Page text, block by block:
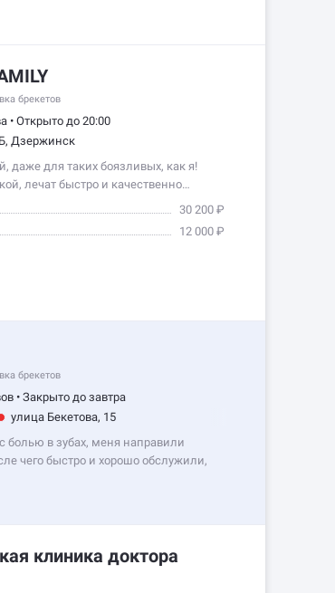
брекетов
• Открыто до 20:00
Дзержинск
даже для таких боязливых, как я!
лечат быстро и качественно…
30 200 ₽
12 000 ₽
брекетов
• Закрыто до завтра
улица Бекетова, 15
болью в зубах, меня направили
чего быстро и хорошо обслужили,
клиника доктора